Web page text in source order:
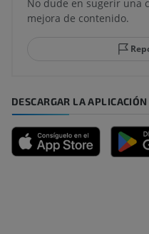
No dude en sugerir una
mejora de contenido.
DESCARGAR LA APLICACIÓN